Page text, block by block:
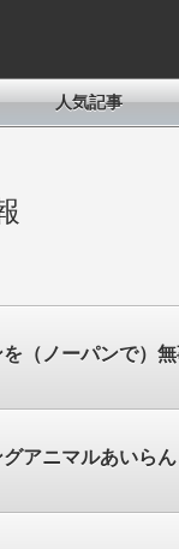
人気記事
を（ノーパンで）
グアニマルあいら